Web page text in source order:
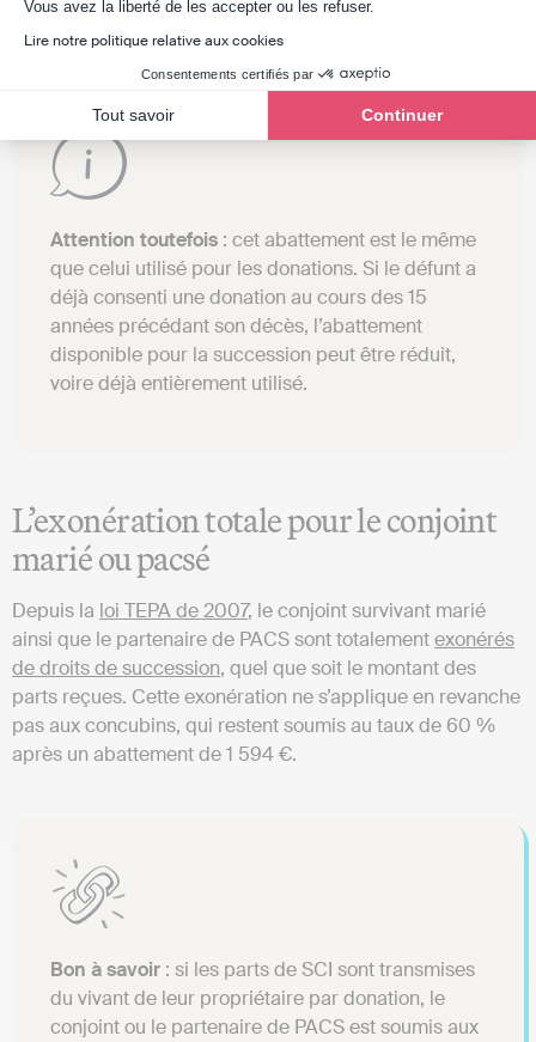
Vous avez la liberté de les accepter ou les refuser.
Lire notre politique relative aux cookies
Consentements certifiés par
Tout savoir Continuer
dépend du lien de parenté avec le défunt.
Attention toutefois : cet abattement est le même
que celui utilisé pour les donations. Si le défunt a
déjà consenti une donation au cours des 15
années précédant son décès, l’abattement
disponible pour la succession peut être réduit,
voire déjà entièrement utilisé.
L’exonération totale pour le conjoint
marié ou pacsé
Depuis la loi TEPA de 2007, le conjoint survivant marié
ainsi que le partenaire de PACS sont totalementexonérés
de droits de succession, quel que soit le montant des
parts reçues. Cette exonération ne s’applique en revanche
pas aux concubins, qui restent soumis au taux de 60 %
après un abattement de 1 594 €.
Bon à savoir : si les parts de SCI sont transmises
du vivant de leur propriétaire par donation, le
conjoint ou le partenaire de PACS est soumis aux